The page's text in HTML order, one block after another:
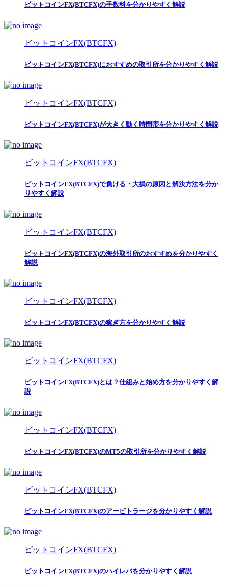
ビットコインFX(BTCFX)の手数料を分かりやすく解説
ビットコインFX(BTCFX)
ビットコインFX(BTCFX)におすすめの取引所を分かりやすく解説
ビットコインFX(BTCFX)
ビットコインFX(BTCFX)が大きく動く時間帯を分かりやすく解説
ビットコインFX(BTCFX)
ビットコインFX(BTCFX)で負ける・大損の原因と解決方法を分か
りやすく解説
ビットコインFX(BTCFX)
ビットコインFX(BTCFX)の海外取引所のおすすめを分かりやすく
解説
ビットコインFX(BTCFX)
ビットコインFX(BTCFX)の稼ぎ方を分かりやすく解説
ビットコインFX(BTCFX)
ビットコインFX(BTCFX)とは？仕組みと始め方を分かりやすく解
説
ビットコインFX(BTCFX)
ビットコインFX(BTCFX)のMT5の取引所を分かりやすく解説
ビットコインFX(BTCFX)
ビットコインFX(BTCFX)のアービトラージを分かりやすく解説
ビットコインFX(BTCFX)
ビットコインFX(BTCFX)のハイレバを分かりやすく解説